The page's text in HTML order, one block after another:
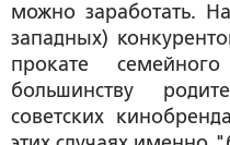
можно заработать.
западных)
прокате
большинству
советских